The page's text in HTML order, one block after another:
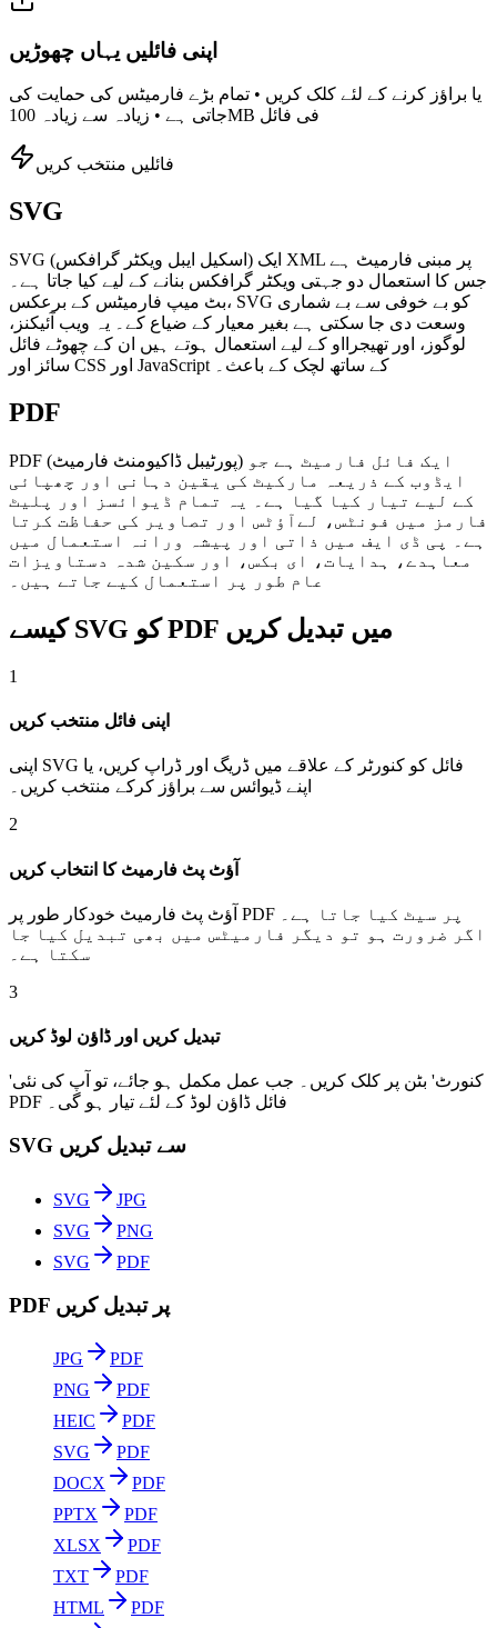
اپنی فائلیں یہاں چھوڑیں
یا براؤز کرنے کے لئے کلک کریں • تمام بڑے فارمیٹس کی حمایت کی
جاتی ہے • زیادہ سے زیادہ 100MB فی فائل
فائلیں منتخب کریں
SVG
SVG (اسکیل ایبل ویکٹر گرافکس) ایک XML پر مبنی فارمیٹ ہے
جس کا استعمال دو جہتی ویکٹر گرافکس بنانے کے لیے کیا جاتا ہے۔
بٹ میپ فارمیٹس کے برعکس، SVG کو بے خوفی سے بے شماری
وسعت دی جا سکتی ہے بغیر معیار کے ضیاع کے۔ یہ ویب آئیکنز،
لوگوز، اور تھیجرااو کے لیے استعمال ہوتے ہیں ان کے چھوٹے فائل
سائز اور CSS اور JavaScript کے ساتھ لچک کے باعث۔
PDF
PDF (پورٹیبل ڈاکیومنٹ فارمیٹ) ایک فائل فارمیٹ ہے جو
ایڈوب کے ذریعہ مارکیٹ کی یقین دہانی اور چھپائی
کے لیے تیار کیا گیا ہے۔ یہ تمام ڈیوائسز اور پلیٹ
فارمز میں فونٹس، لےآؤٹس اور تصاویر کی حفاظت کرتا
ہے۔ پی ڈی ایف میں ذاتی اور پیشہ ورانہ استعمال میں
معاہدے، ہدایات، ای بکس، اور سکین شدہ دستاویزات
عام طور پر استعمال کیے جاتے ہیں۔
کیسے SVG کو PDF میں تبدیل کریں
1
اپنی فائل منتخب کریں
اپنی SVG فائل کو کنورٹر کے علاقے میں ڈریگ اور ڈراپ کریں، یا
اپنے ڈیوائس سے براؤز کرکے منتخب کریں۔
2
آؤٹ پٹ فارمیٹ کا انتخاب کریں
آؤٹ پٹ فارمیٹ خودکار طور پر PDF پر سیٹ کیا جاتا ہے۔
اگر ضرورت ہو تو دیگر فارمیٹس میں بھی تبدیل کیا جا
سکتا ہے۔
3
تبدیل کریں اور ڈاؤن لوڈ کریں
'کنورٹ' بٹن پر کلک کریں۔ جب عمل مکمل ہو جائے، تو آپ کی نئی
PDF فائل ڈاؤن لوڈ کے لئے تیار ہو گی۔
SVG سے تبدیل کریں
SVG
JPG
SVG
PNG
SVG
PDF
PDF پر تبدیل کریں
JPG
PDF
PNG
PDF
HEIC
PDF
SVG
PDF
DOCX
PDF
PPTX
PDF
XLSX
PDF
TXT
PDF
HTML
PDF